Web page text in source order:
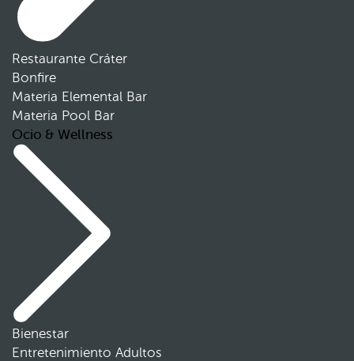
Restaurante Cráter
Bonfire
Materia Elemental Bar
Materia Pool Bar
Ocio & Wellness
Bienestar
Entretenimiento Adultos